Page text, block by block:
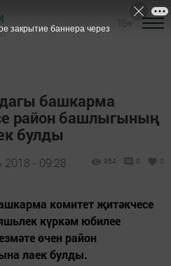
башкарма
район башлыгының
булды
- 09:28 954 0 0
комитет җитәкчесе
күркәм юбилее
өчен район
лаек булды.
закрытие баннера через